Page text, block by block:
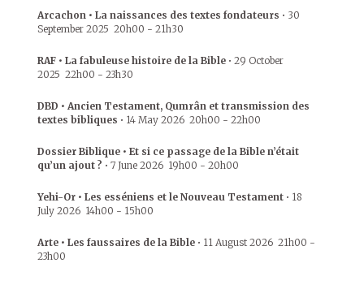
Arcachon • La naissances des textes fondateurs • 30
September 2025 20h00 - 21h30
RAF • La fabuleuse histoire de la Bible • 29 October
2025 22h00 - 23h30
DBD • Ancien Testament, Qumrân et transmission des
textes bibliques • 14 May 2026 20h00 - 22h00
Dossier Biblique • Et si ce passage de la Bible n’était
qu’un ajout ? • 7 June 2026 19h00 - 20h00
Yehi-Or • Les esséniens et le Nouveau Testament • 18
July 2026 14h00 - 15h00
Arte • Les faussaires de la Bible • 11 August 2026 21h00 -
23h00